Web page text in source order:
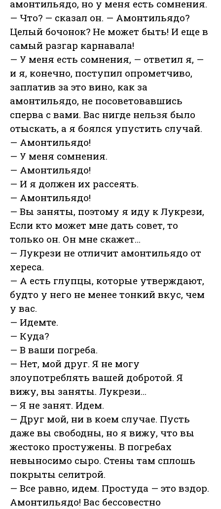
амонтильядо, но у меня есть сомнения.
— Что? — сказал он. — Амонтильядо?
Целый бочонок? Не может быть! И еще в
самый разгар карнавала!
— У меня есть сомнения, — ответил я, —
и я, конечно, поступил опрометчиво,
заплатив за это вино, как за
амонтильядо, не посоветовавшись
сперва с вами. Вас нигде нельзя было
отыскать, а я боялся упустить случай.
— Амонтильядо!
— У меня сомнения.
— Амонтильядо!
— И я должен их рассеять.
— Амонтильядо!
— Вы заняты, поэтому я иду к Лукрези,
Если кто может мне дать совет, то
только он. Он мне скажет…
— Лукрези не отличит амонтильядо от
хереса.
— А есть глупцы, которые утверждают,
будто у него не менее тонкий вкус, чем
у вас.
— Идемте.
— Куда?
— В ваши погреба.
— Нет, мой друг. Я не могу
злоупотреблять вашей добротой. Я
вижу, вы заняты. Лукрези…
— Я не занят. Идем.
— Друг мой, ни в коем случае. Пусть
даже вы свободны, но я вижу, что вы
жестоко простужены. В погребах
невыносимо сыро. Стены там сплошь
покрыты селитрой.
— Все равно, идем. Простуда — это вздор.
Амонтильядо! Вас бессовестно